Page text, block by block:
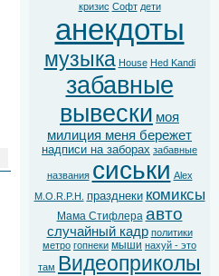
кризис Софт дети
анекдоты
музыка House Hed Kandi
забавные
вывески моя
милиция меня бережет
надписи на заборах забавные
названия сиськи Alex
M.O.R.P.H.
празднеки комиксы
Мама Стифлера авто
случайный кадр политики
метро гопнеки мыши нахуй - это
там Видеоприколы